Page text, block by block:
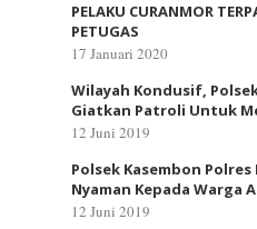
PELAKU CURANMOR
PETUGAS
17 Januari 2020
Wilayah Kondusif,
Giatkan Patroli Untuk
12 Juni 2019
Polsek Kasembon
Nyaman Kepada Warga
12 Juni 2019